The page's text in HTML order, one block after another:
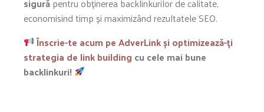
economisind timp și maximizând rezultatele SEO.
Înscrie-te acum pe AdverLink și optimizează-ți
strategia de link building cu cele mai bune
backlinkuri!